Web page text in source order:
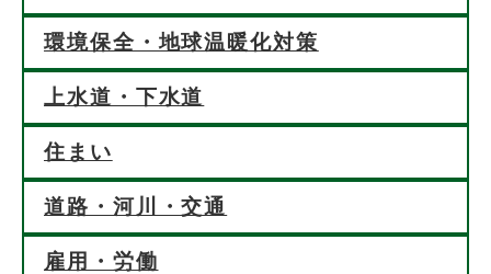
環境保全・地球温暖化対策
上水道・下水道
住まい
道路・河川・交通
雇用・労働